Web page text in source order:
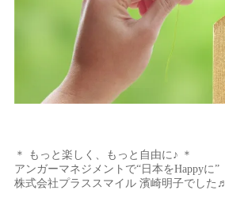
＊ もっと楽しく、もっと自由に♪ ＊
アンガーマネジメントで“日本をHappyに”
株式会社プラススマイル 濱崎明子でした♬